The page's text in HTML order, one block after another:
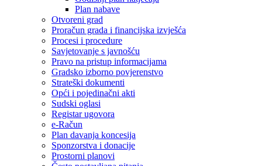
Plan nabave
Otvoreni grad
Proračun grada i financijska izvješća
Procesi i procedure
Savjetovanje s javnošću
Pravo na pristup informacijama
Gradsko izborno povjerenstvo
Strateški dokumenti
Opći i pojedinačni akti
Sudski oglasi
Registar ugovora
e-Račun
Plan davanja koncesija
Sponzorstva i donacije
Prostorni planovi